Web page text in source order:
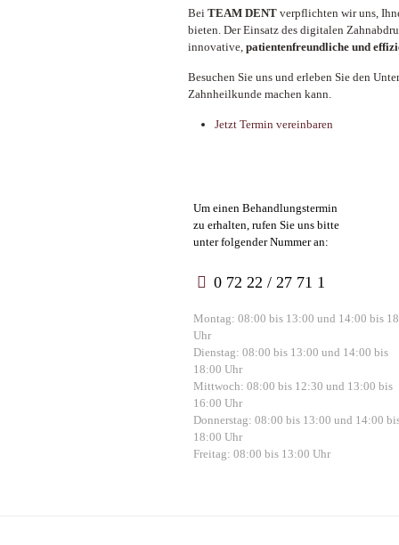
Bei TEAM DENTverpflichten wir uns,
bieten. Der Einsatz des digitalen
innovative, patientenfreundliche und
Besuchen Sie uns und erleben Sie den
Zahnheilkunde machen kann.
Jetzt Termin vereinbaren
Um einen Behandlungstermin
zu erhalten, rufen Sie uns bitte
unter folgender Nummer an:
0 72 22 / 27 71 1
Montag: 08:00 bis 13:00 und 14:00 bis
Uhr
Dienstag: 08:00 bis 13:00 und 14:00 bis
18:00 Uhr
Mittwoch: 08:00 bis 12:30 und 13:00 bis
16:00 Uhr
Donnerstag: 08:00 bis 13:00 und 14:00
18:00 Uhr
Freitag: 08:00 bis 13:00 Uhr